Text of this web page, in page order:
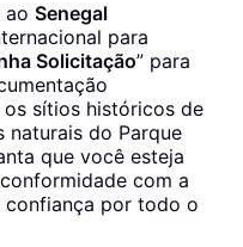
ao Senegal
para
Solicitação” para
os sítios históricos de
naturais do Parque
que você esteja
com a
confiança por todo o